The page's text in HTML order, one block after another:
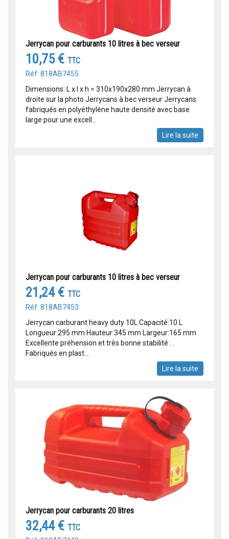
Jerrycan pour carburants 10 litres à bec verseur
10,75 € TTC
Réf: 818AB7455
Dimensions: L x l x h = 310x190x280 mm Jerrycan à
droite sur la photo Jerrycans à bec verseur Jerrycans
fabriqués en polyéthylène haute densité avec base
large pour une excell...
Lire la suite
Jerrycan pour carburants 10 litres à bec verseur
21,24 € TTC
Réf: 818AB7453
Jerrycan carburant heavy duty 10L Capacité:10 L
Longueur:295 mm Hauteur:345 mm Largeur:165 mm
Excellente préhension et très bonne stabilité : .
Fabriqués en plast...
Lire la suite
Jerrycan pour carburants 20 litres
32,44 € TTC